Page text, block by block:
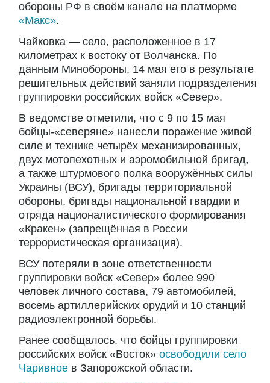
обороны РФ в своём канале на платморме
«Макс».
Чайковка — село, расположенное в 17
километрах к востоку от Волчанска. По
данным Минобороны, 14 мая его в результате
решительных действий заняли подразделения
группировки российских войск «Север».
В ведомстве отметили, что с 9 по 15 мая
бойцы-«северяне» нанесли поражение живой
силе и технике четырёх механизированных,
двух мотопехотных и аэромобильной бригад,
а также штурмового полка вооружённых силы
Украины (ВСУ), бригады территориальной
обороны, бригады национальной гвардии и
отряда националистического формирования
«Кракен» (запрещённая в России
террористическая организация).
ВСУ потеряли в зоне ответственности
группировки войск «Север» более 990
человек личного состава, 79 автомобилей,
восемь артиллерийских орудий и 10 станций
радиоэлектронной борьбы.
Ранее сообщалось, что бойцы группировки
российских войск «Восток» освободили село
Чаривное в Запорожской области.